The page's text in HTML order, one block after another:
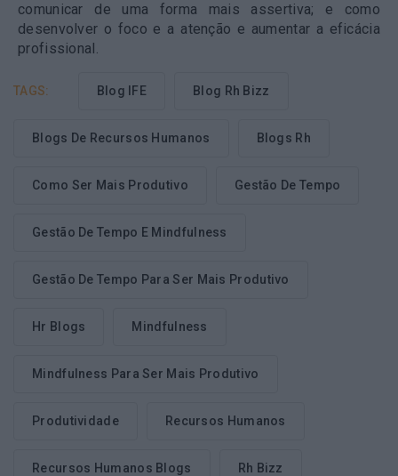
comunicar de uma forma mais assertiva; e como
desenvolver o foco e a atenção e aumentar a eficácia
profissional.
TAGS: Blog IFE Blog Rh Bizz
Blogs De Recursos Humanos Blogs Rh
Como Ser Mais Produtivo Gestão De Tempo
Gestão De Tempo E Mindfulness
Gestão De Tempo Para Ser Mais Produtivo
Hr Blogs Mindfulness
Mindfulness Para Ser Mais Produtivo
Produtividade Recursos Humanos
Recursos Humanos Blogs Rh Bizz